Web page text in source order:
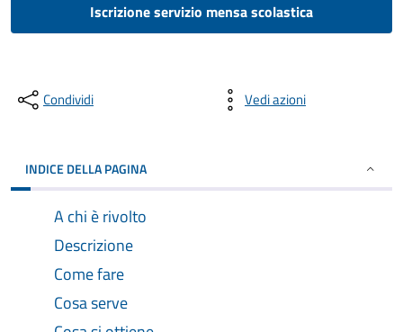
Iscrizione servizio mensa scolastica
Condividi Vedi azioni
INDICE DELLA PAGINA
A chi è rivolto
Descrizione
Come fare
Cosa serve